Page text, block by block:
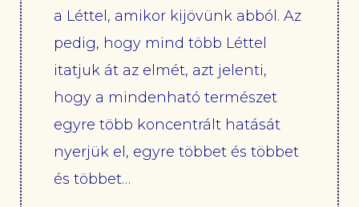
a Léttel, amikor kijövünk abból. Az
pedig, hogy mind több Léttel
itatjuk át az elmét, azt jelenti,
hogy a mindenható természet
egyre több koncentrált hatását
nyerjük el, egyre többet és többet
és többet…